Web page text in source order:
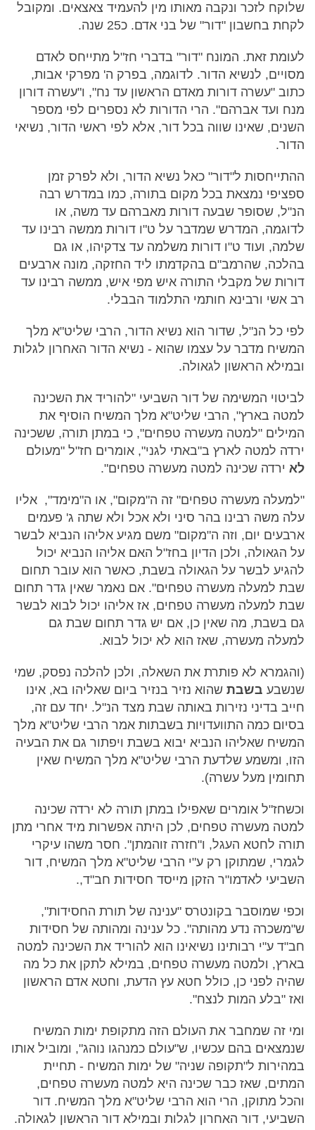
שלוקח לזכר ונקבה מאותו מין להעמיד צאצאים. ומקובל
לקחת בחשבון "דור" של בני אדם. כ25 שנה.
לעומת זאת. המונח "דור" בדברי חז"ל מתייחס לאדם
מסויים, לנשיא הדור. לדוגמה, בפרק ה' מפרקי אבות,
כתוב "עשרה דורות מאדם הראשון עד נח", ו"עשרה דורון
מנח ועד אברהם". הרי הדורות לא נספרים לפי מספר
השנים, שאינו שווה בכל דור, אלא לפי ראשי הדור, נשיאי
הדור.
ההתייחסות ל"דור" כאל נשיא הדור, ולא לפרק זמן
ספציפי נמצאת בכל מקום בתורה, כמו במדרש רבה
הנ"ל, שסופר שבעה דורות מאברהם עד משה, או
לדוגמה, המדרש שמדבר על ט"ו דורות ממשה רבינו עד
שלמה, ועוד ט"ו דורות משלמה עד צדקיהו, או גם
בהלכה, שהרמב"ם בהקדמתו ליד החזקה, מונה ארבעים
דורות של מקבלי התורה איש מפי איש, ממשה רבינו עד
רב אשי ורבינא חותמי התלמוד הבבלי.
לפי כל הנ"ל, שדור הוא נשיא הדור, הרבי שליט"א מלך
המשיח מדבר על עצמו שהוא - נשיא הדור האחרון לגלות
ובמילא הראשון לגאולה.
לביטוי המשימה של דור השביעי "להוריד את השכינה
למטה בארץ", הרבי שליט"א מלך המשיח הוסיף את
המילים "למטה מעשרה טפחים", כי במתן תורה, ששכינה
ירדה למטה לארץ ב"באתי לגני", אומרים חז"ל "מעולם
לא ירדה שכינה למטה מעשרה טפחים".
"למעלה מעשרה טפחים" זה ה"מקום", או ה"מימד", אליו
עלה משה רבינו בהר סיני ולא אכל ולא שתה ג' פעמים
ארבעים יום, וזה ה"מקום" משם מגיע אליהו הנביא לבשר
על הגאולה, ולכן הדיון בחז"ל האם אליהו הנביא יכול
להגיע לבשר על הגאולה בשבת, כאשר הוא עובר תחום
שבת למעלה מעשרה טפחים". אם נאמר שאין גדר תחום
שבת למעלה מעשרה טפחים, אז אליהו יכול לבוא לבשר
גם בשבת, מה שאין כן, אם יש גדר תחום שבת גם
למעלה מעשרה, שאז הוא לא יכול לבוא.
(והגמרא לא פותרת את השאלה, ולכן להלכה נפסק, שמי
שנשבע בשבת שהוא נזיר בנזיר ביום שאליהו בא, אינו
חייב בדיני נזירות באותה שבת מצד הנ"ל. יחד עם זה,
בסיום כמה התוועדויות בשבתות אמר הרבי שליט"א מלך
המשיח שאליהו הנביא יבוא בשבת ויפתור גם את הבעיה
הזו, ומשמע שלדעת הרבי שליט"א מלך המשיח שאין
תחומין מעל עשרה).
וכשחז"ל אומרים שאפילו במתן תורה לא ירדה שכינה
למטה מעשרה טפחים, לכן היתה אפשרות מיד אחרי מתן
תורה לחטא העגל, ו"חזרה זוהמתן". חסר משהו עיקרי
לגמרי, שמתוקן רק ע"י הרבי שליט"א מלך המשיח, דור
השביעי לאדמו"ר הזקן מייסד חסידות חב"ד,.
וכפי שמוסבר בקונטרס "ענינה של תורת החסידות",
ש"משכרה נדע מהותה". כל ענינה ומהותה של חסידות
חב"ד ע"י רבותינו נשיאינו הוא להוריד את השכינה למטה
בארץ, ולמטה מעשרה טפחים, במילא לתקן את כל מה
שהיה לפני כן, כולל חטא עץ הדעת, וחטא אדם הראשון
ואז "בלע המות לנצח".
ומי זה שמחבר את העולם הזה מתקופת ימות המשיח
שנמצאים בהם עכשיו, ש"עולם כמנהגו נוהג", ומוביל אותו
במהירות ל"תקופה שניה" של ימות המשיח - תחיית
המתים, שאז כבר שכינה היא למטה מעשרה טפחים,
והכל מתוקן, הרי הוא הרבי שליט"א מלך המשיח. דור
השביעי, דור האחרון לגלות ובמילא דור הראשון לגאולה.